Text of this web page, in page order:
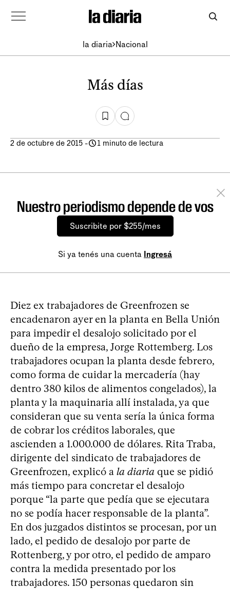
la diaria Nacional
Más días
2 de octubre de 2015 - 1 minuto de lectura
Nuestro periodismo depende de vos
Suscribite por $255/mes
Si ya tenés una cuenta Ingresá
Diez ex trabajadores de Greenfrozen se
encadenaron ayer en la planta en Bella Unión
para impedir el desalojo solicitado por el
dueño de la empresa, Jorge Rottemberg. Los
trabajadores ocupan la planta desde febrero,
como forma de cuidar la mercadería (hay
dentro 380 kilos de alimentos congelados), la
planta y la maquinaria allí instalada, ya que
consideran que su venta sería la única forma
de cobrar los créditos laborales, que
ascienden a 1.000.000 de dólares. Rita Traba,
dirigente del sindicato de trabajadores de
Greenfrozen, explicó a la diaria que se pidió
más tiempo para concretar el desalojo
porque “la parte que pedía que se ejecutara
no se podía hacer responsable de la planta”.
En dos juzgados distintos se procesan, por un
lado, el pedido de desalojo por parte de
Rottenberg, y por otro, el pedido de amparo
contra la medida presentado por los
trabajadores. 150 personas quedaron sin